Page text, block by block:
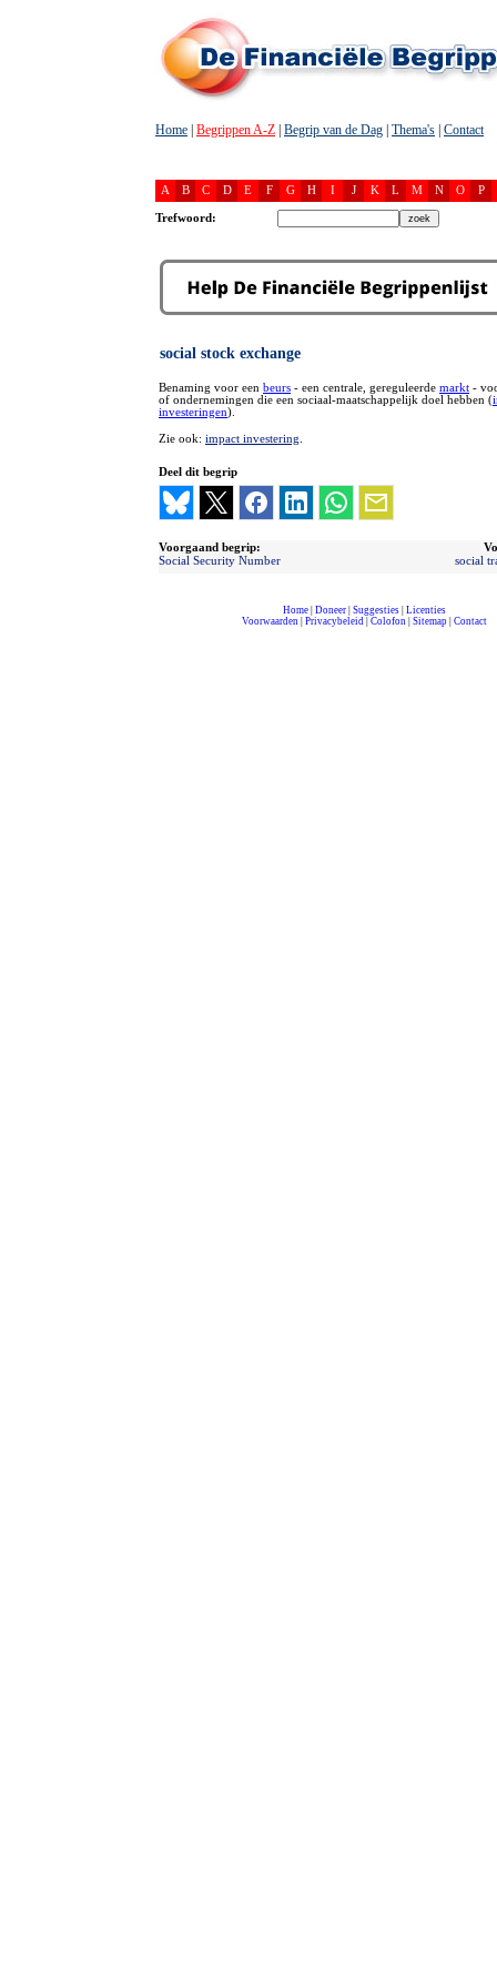
Home Begrippen A-Z Begrip van de Dag Thema's Contact
A B C D E F G H I J K L M N O P
Trefwoord:
social stock exchange
Benaming voor een beurs - een centrale, gereguleerde markt -
of ondernemingen die een sociaal-maatschappelijk doel hebben (
investeringen).
Zie ook: impact investering
Deel dit begrip
Voorgaand begrip:
Social Security Number
social
Home| Doneer| Suggesties| Licenties
Voorwaarden| Privacybeleid| Colofon| Sitemap| Contact